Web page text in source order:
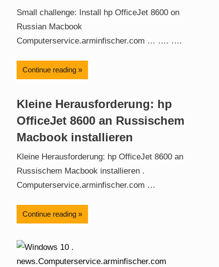
Small challenge: Install hp OfficeJet 8600 on
Russian Macbook
Computerservice.arminfischer.com … …. ….
Continue reading
Kleine Herausforderung: hp
OfficeJet 8600 an Russischem
Macbook installieren
Kleine Herausforderung: hp OfficeJet 8600 an
Russischem Macbook installieren .
Computerservice.arminfischer.com …
Continue reading